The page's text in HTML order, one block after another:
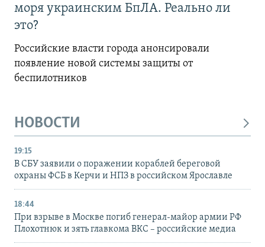
моря украинским БпЛА. Реально ли
это?
Российские власти города анонсировали
появление новой системы защиты от
беспилотников
НОВОСТИ
19:15
В СБУ заявили о поражении кораблей береговой
охраны ФСБ в Керчи и НПЗ в российском Ярославле
18:44
При взрыве в Москве погиб генерал-майор армии РФ
Плохотнюк и зять главкома ВКС – российские медиа